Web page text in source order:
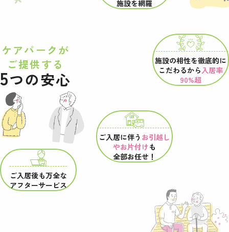
ケアパークが
ご提供する
5つの安心
施設を網羅
施設の相性を徹底的に
こだわるから入居率
90%超
ご入居に伴う お引越し
やお片付けも
全部お任せ！
ご入居後も万全な
アフターサービス